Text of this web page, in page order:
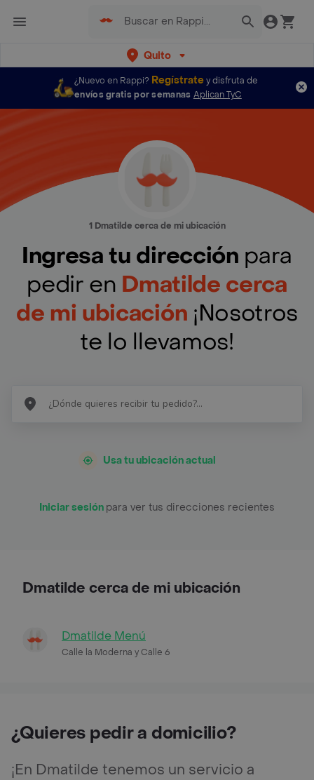
Quito
¿Nuevo en Rappi? Regístratey disfruta de
envíos gratis por semanas Aplican TyC
1 Dmatilde cerca de mi ubicación
Ingresa tu dirección para
pedir en Dmatilde cerca
de mi ubicación ¡Nosotros
te lo llevamos!
Usa tu ubicación actual
Iniciar sesión para ver tus direcciones recientes
Dmatilde cerca de mi ubicación
Dmatilde Menú
Calle la Moderna y Calle 6
¿Quieres pedir a domicilio?
¡En Dmatilde tenemos un servicio a